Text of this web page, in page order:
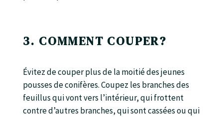
3. COMMENT COUPER?
Évitez de couper plus de la moitié des jeunes
pousses de conifères. Coupez les branches des
feuillus qui vont vers l’intérieur, qui frottent
contre d’autres branches, qui sont cassées ou qui